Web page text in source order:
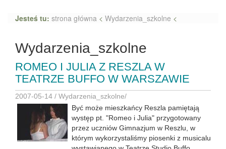
Jesteś tu: strona główna < Wydarzenia_szkolne <
Wydarzenia_szkolne
ROMEO I JULIA Z RESZLA W
TEATRZE BUFFO W WARSZAWIE
2007-05-14 / Wydarzenia_szkolne/
Być może mieszkańcy Reszla pamiętają
występ pt. "Romeo i Julia" przygotowany
przez uczniów Gimnazjum w Reszlu, w
którym wykorzystaliśmy piosenki z musicalu